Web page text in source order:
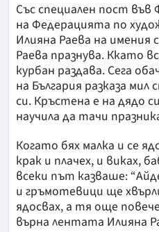
Със специален пост във
на Федерацията по
Илияна Раева на имения
Раева празнува. Ккато
курбан раздава. Сега
на България разказа
си. Кръстена е на дядо
научила да тачи
Когато бях малка и се
крак и плачех, и виках,
всеки път казваше:
и гръмотевици ще
ядосвах, а тя още
върна лентата Илияна